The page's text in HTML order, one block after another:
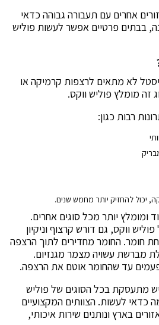
אחרים עם תעבורה גבוהה כדאי
בבתים פרטיים אפשר לעשות פוליש
לא מתאים לרצפות קרמיקה או
זה מומלץ פוליש ווקס.
רבות כגון:
יכול להחזיק יותר מחמש שנים.
ומומלץ יותר מכל סוגים אחרים.
ווקס, גם דורש קרצוף וניקיון
חומר. החומר מחדירים לתוך הרצפה
מברשת עשויה מצמר מגנזיום.
עד שהחומר אוטם את הרצפה.
מתעסקת בכל הסוגים של פוליש
כדאי לעשות. הצוותים המקצועיים
בארץ ונותנים שירות איכותי,